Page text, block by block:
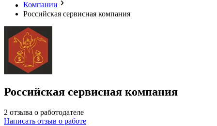
Компании
Российская сервисная компания
Российская сервисная компания
2 отзыва о работодателе
Написать отзыв о работе